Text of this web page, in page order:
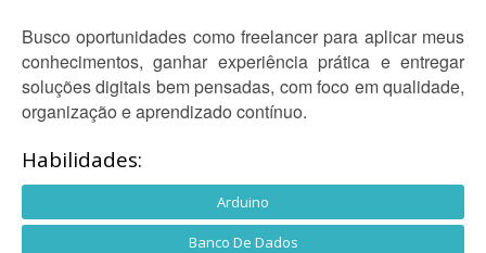
Busco oportunidades como freelancer para aplicar meus
conhecimentos, ganhar experiência prática e entregar
soluções digitais bem pensadas, com foco em qualidade,
organização e aprendizado contínuo.
Habilidades:
Arduino
Banco De Dados